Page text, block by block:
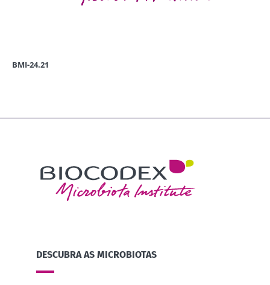
BMI-24.21
DESCUBRA AS MICROBIOTAS